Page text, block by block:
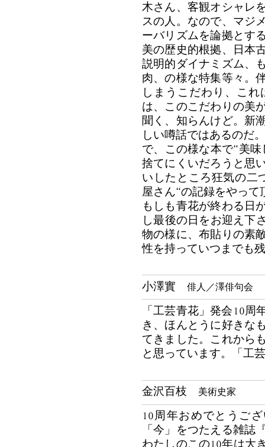
木さん、客観オシャレ
スの人。なので、マジ
ーバリズムを論拠とす
美の歴史的根拠、日本
説明的ダイナミズム、
肉、の様な特集等々。
しまうこだわり、こ
は、このこだわりの美
聞く、知らんけど。新
しい噂話ではあるのだ。
で、この様な本で“美
捨てにくいだろうと思
いしたところ狂気の二
屋さん“の記録をやって
もしも青花が終わる日
し最後の日をお迎え下
物の様に、布貼りの素
性を持っていつまでも
小澤實 俳人／澤俳句会
「工芸青花」発会10
き、ほんとうに好きな
てきました。これから
と思っています。「工
金沢百枝 美術史家
10周年おめでとうご
「今」をつたえる雑誌